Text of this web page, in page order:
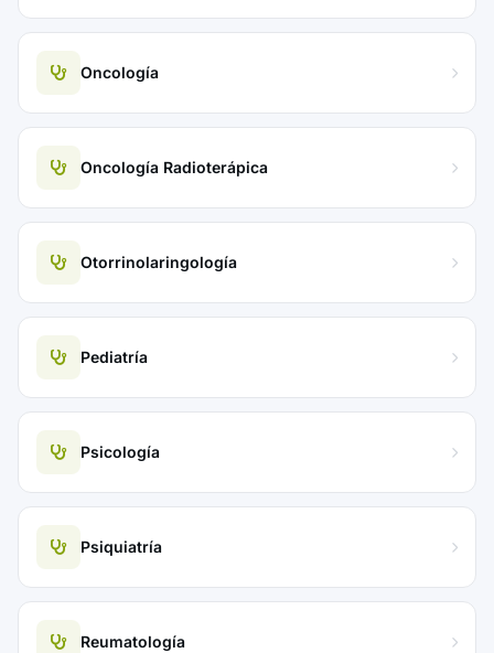
Oncología
Oncología Radioterápica
Otorrinolaringología
Pediatría
Psicología
Psiquiatría
Reumatología